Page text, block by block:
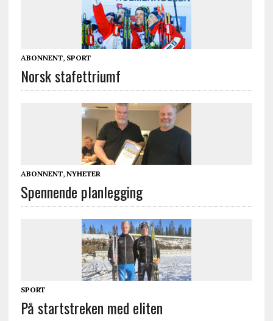
ABONNENT, SPORT
Norsk stafettriumf
ABONNENT, NYHETER
Spennende planlegging
SPORT
På startstreken med eliten